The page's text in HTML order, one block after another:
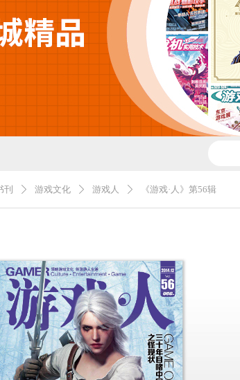
刊 ꄲ 游戏文化 ꄲ 游戏人 ꄲ 《游戏·人》第56辑